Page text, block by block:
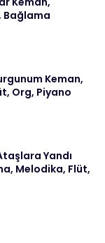
Bağlama
Keman,
Org, Piyano
Yandı
Melodika, Flüt,